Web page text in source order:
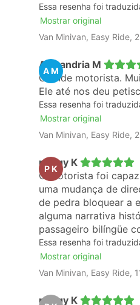
Essa resenha foi
Mostrar original
Van Minivan, Easy Ride,
A M
Alexandria M
Grande motorista.
Ele até nos deu
Essa resenha foi
Mostrar original
Van Minivan, Easy Ride,
P K
peggy K
O motorista foi
uma mudança de
de pedra bloquear a
alguma narrativa
passageiro bilíngüe
Essa resenha foi
Mostrar original
Van Minivan, Easy Ride,
peggy K